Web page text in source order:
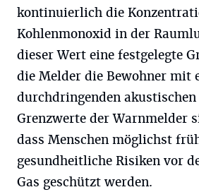
kontinuierlich die
Kohlenmonoxid in der
dieser Wert eine festgelegte
die Melder die Bewohner mit
durchdringenden akustischen
Grenzwerte der Warnmelder
dass Menschen möglichst
gesundheitliche Risiken vor
Gas geschützt werden.